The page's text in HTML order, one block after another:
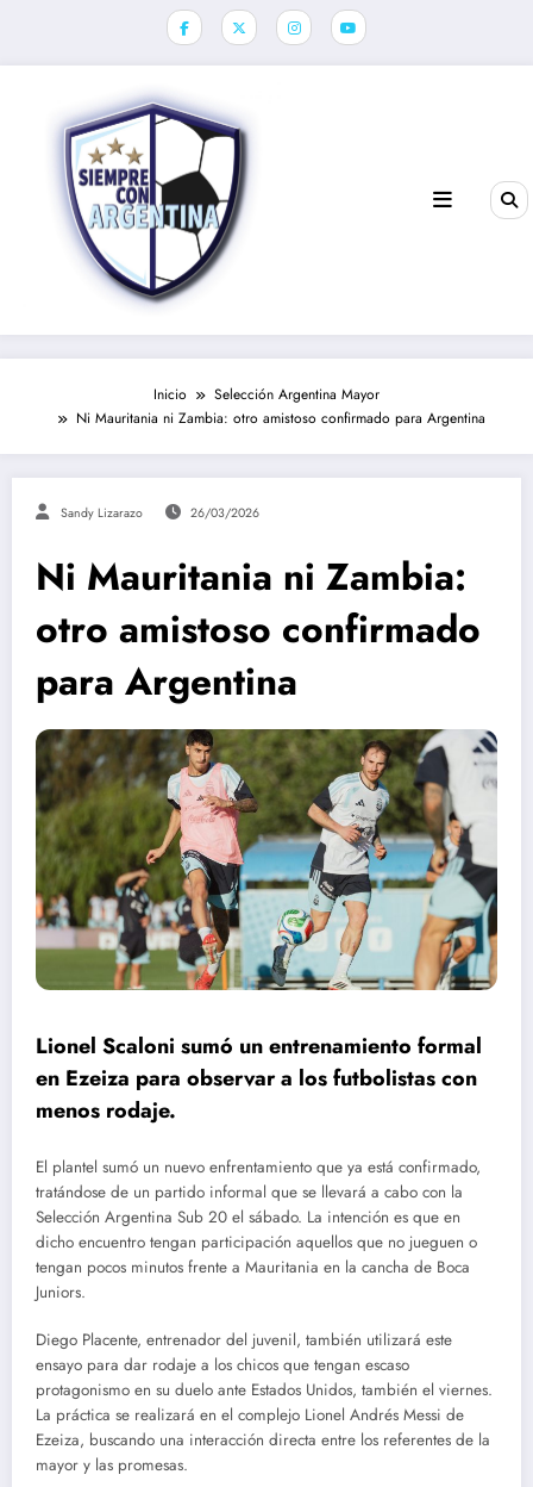
Inicio
Selección Argentina Mayor
Ni Mauritania ni Zambia: otro amistoso confirmado para Argentina
Sandy Lizarazo 26/03/2026
Ni Mauritania ni Zambia:
otro amistoso confirmado
para Argentina
Lionel Scaloni sumó un entrenamiento formal
en Ezeiza para observar a los futbolistas con
menos rodaje.
El plantel sumó un nuevo enfrentamiento que ya está confirmado,
tratándose de un partido informal que se llevará a cabo con la
Selección Argentina Sub 20 el sábado. La intención es que en
dicho encuentro tengan participación aquellos que no jueguen o
tengan pocos minutos frente a Mauritania en la cancha de Boca
Juniors.
Diego Placente, entrenador del juvenil, también utilizará este
ensayo para dar rodaje a los chicos que tengan escaso
protagonismo en su duelo ante Estados Unidos, también el viernes.
La práctica se realizará en el complejo Lionel Andrés Messi de
Ezeiza, buscando una interacción directa entre los referentes de la
mayor y las promesas.